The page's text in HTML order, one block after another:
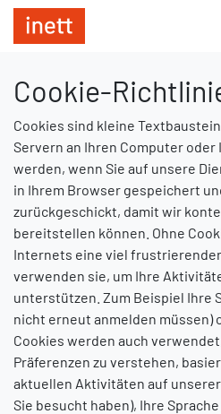
Zum Inhalt springen
Cookie-
Cookies sind kleine
Servern an Ihren Computer oder
werden, wenn Sie auf unsere
in Ihrem Browser gespeichert
zurückgeschickt, damit wir
bereitstellen können. Ohne
Internets eine viel
verwenden sie, um Ihre
unterstützen. Zum Beispiel Ihre
nicht erneut anmelden müssen)
Cookies werden auch
Präferenzen zu verstehen,
aktuellen Aktivitäten auf
Sie besucht haben), Ihre